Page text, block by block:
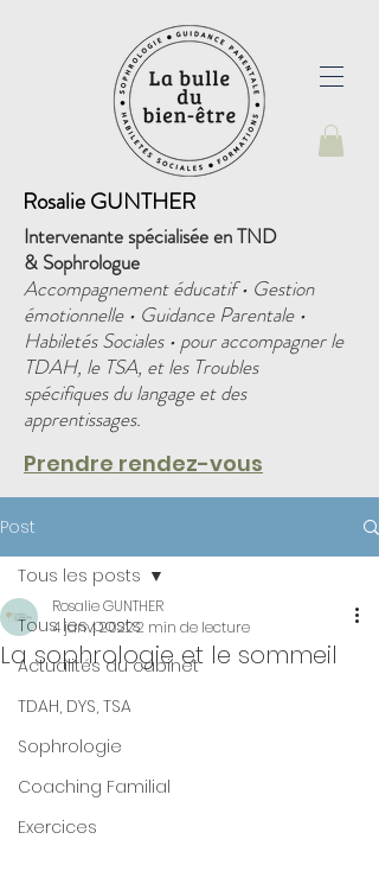
Rosalie GUNTHER
Intervenante spécialisée en TND
& Sophrologue
Accompagnement éducatif • Gestion
émotionnelle • Guidance Parentale •
Habiletés Sociales • pour accompagner le
TDAH, le TSA, et les Troubles
spécifiques du langage et des
apprentissages.
Prendre rendez-vous
Post
Tous les posts
Actualités du cabinet
TDAH, DYS, TSA
Sophrologie
Coaching Familial
Exercices
Tous les posts
La sophrologie et le sommeil
Rosalie GUNTHER
4 janv. 20222 min de lecture